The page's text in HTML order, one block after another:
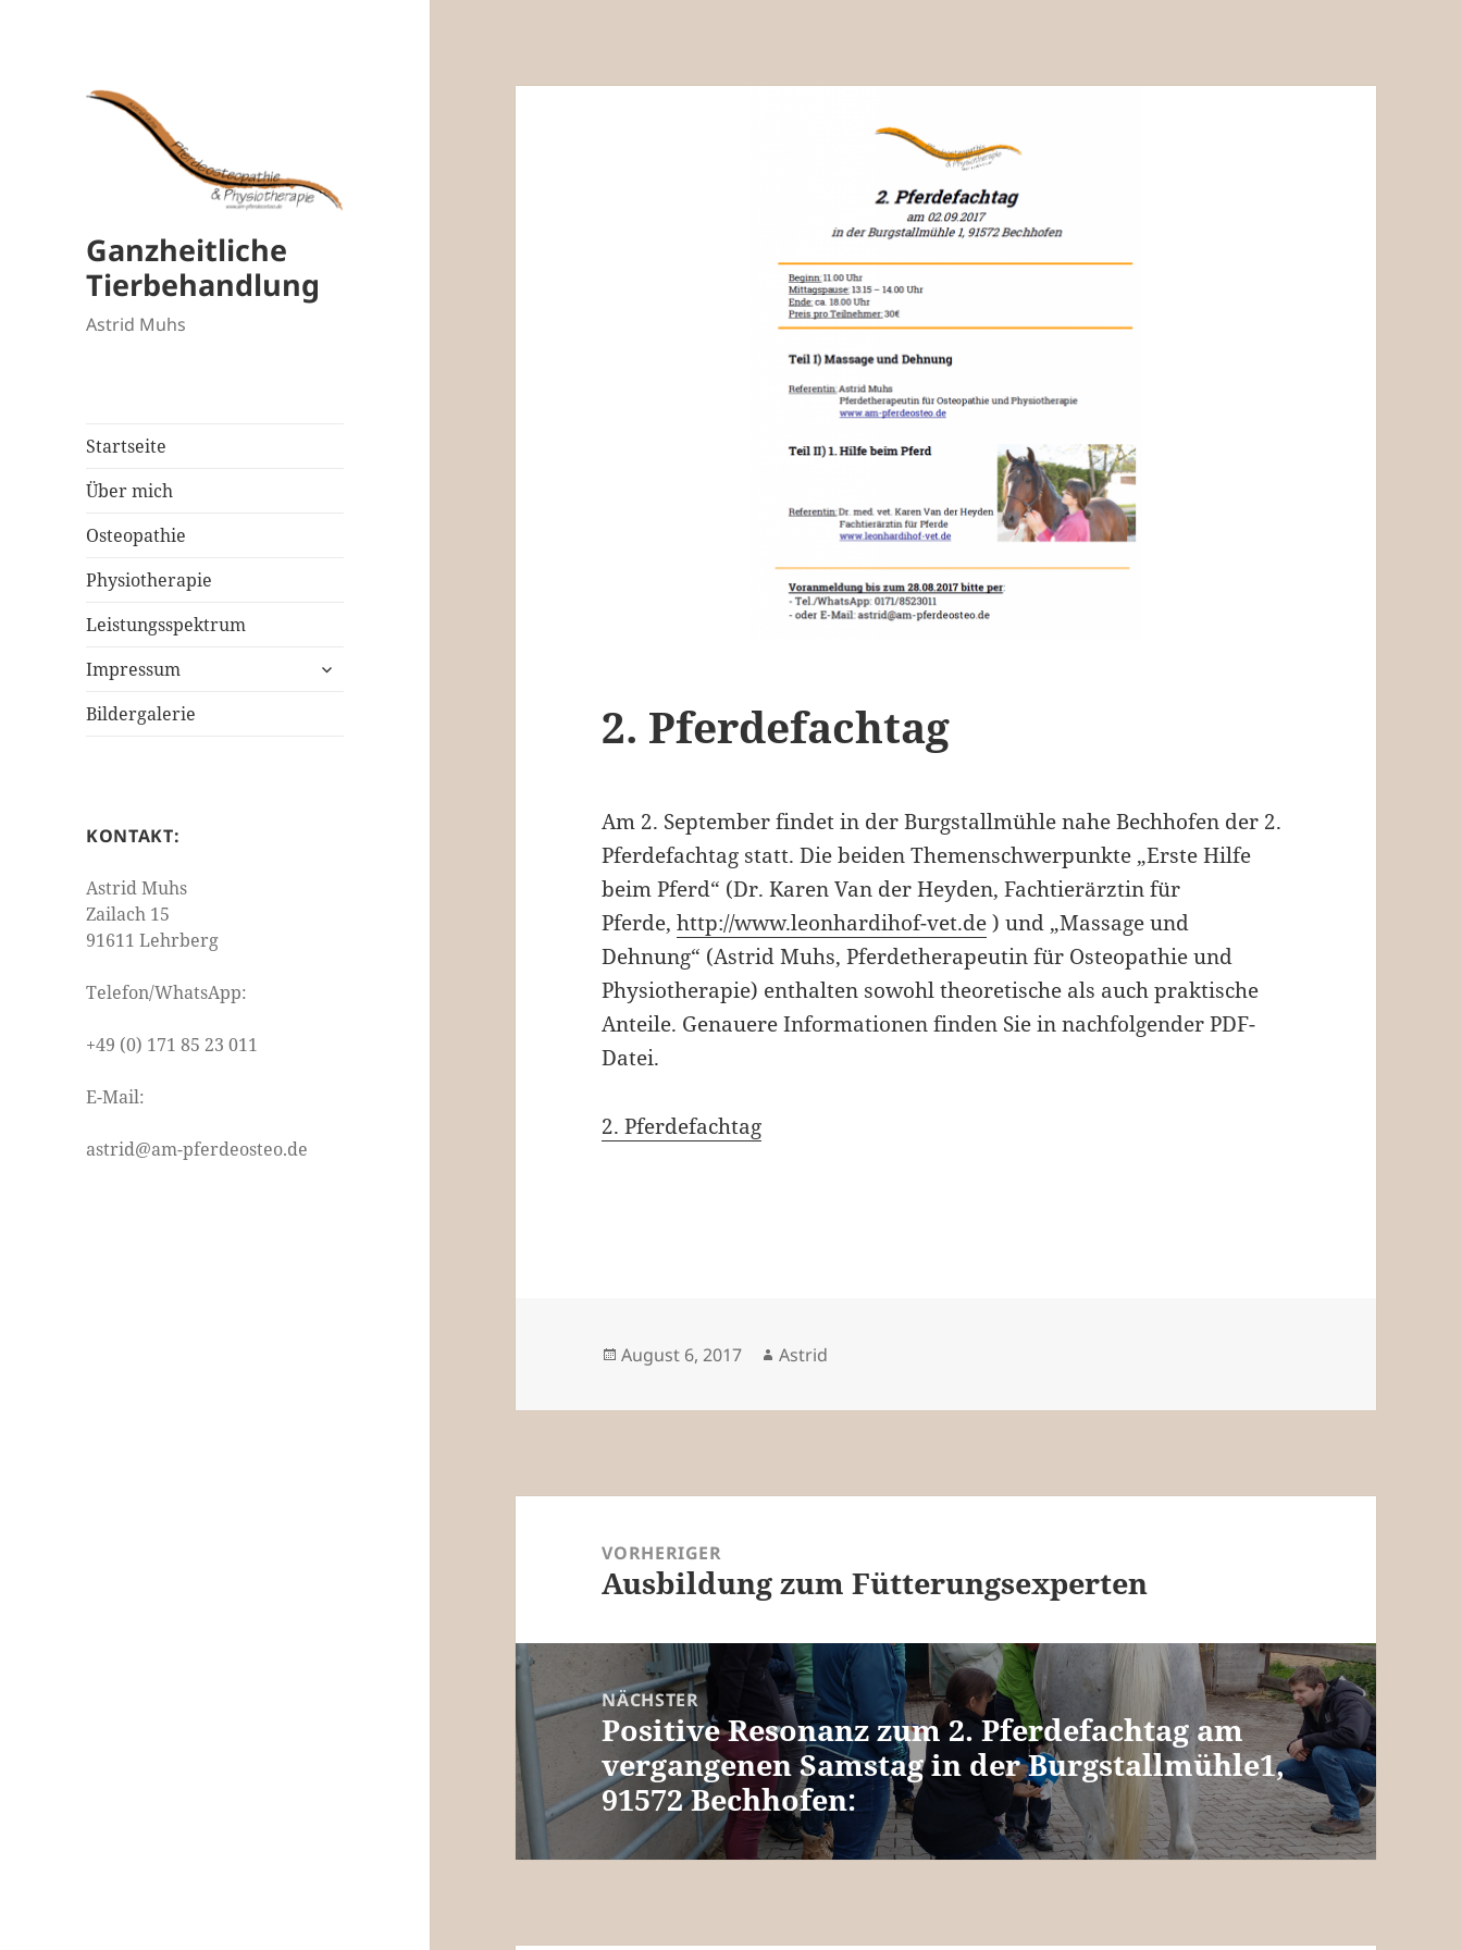
Ganzheitliche
Tierbehandlung
Astrid Muhs
Startseite
Über mich
Osteopathie
Physiotherapie
Leistungsspektrum
Impressum
untermenü
Bildergalerie
KONTAKT:
Astrid Muhs
Zailach 15
91611 Lehrberg
Telefon/WhatsApp:
+49 (0) 171 85 23 011
E-Mail:
astrid@am-pferdeosteo.de
2. Pferdefachtag
Am 2. September findet in der Burgstallmühle nahe Bechhofen der 2.
Pferdefachtag statt. Die beiden Themenschwerpunkte „Erste Hilfe
beim Pferd“ (Dr. Karen Van der Heyden, Fachtierärztin für
Pferde,http://www.leonhardihof-vet.de) und „Massage und
Dehnung“ (Astrid Muhs, Pferdetherapeutin für Osteopathie und
Physiotherapie) enthalten sowohl theoretische als auch praktische
Anteile. Genauere Informationen finden Sie in nachfolgender PDF-
Datei.
2. Pferdefachtag
Veröffentlicht
August 6, 2017 Autor
Astrid
VORHERIGER
Vorheriger
Ausbildung zum Fütterungsexperten
NÄCHSTER
Nächster
Beitrag:
Positive Resonanz zum 2. Pferdefachtag am
vergangenen Samstag in der Burgstallmühle1,
91572 Bechhofen: